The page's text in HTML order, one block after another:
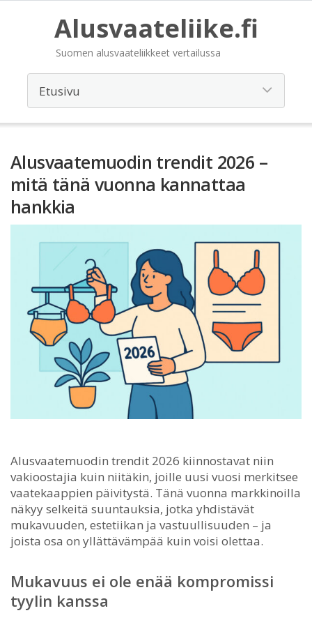
Alusvaateliike.fi
Suomen alusvaateliikkeet vertailussa
Alusvaatemuodin trendit 2026 –
mitä tänä vuonna kannattaa
hankkia
Alusvaatemuodin trendit 2026 kiinnostavat niin
vakioostajia kuin niitäkin, joille uusi vuosi merkitsee
vaatekaappien päivitystä. Tänä vuonna markkinoilla
näkyy selkeitä suuntauksia, jotka yhdistävät
mukavuuden, estetiikan ja vastuullisuuden – ja
joista osa on yllättävämpää kuin voisi olettaa.
Mukavuus ei ole enää kompromissi
tyylin kanssa